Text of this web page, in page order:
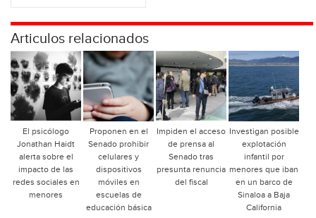
Articulos relacionados
El psicólogo
Jonathan Haidt
alerta sobre el
impacto de las
redes sociales en
menores
Proponen en el
Senado prohibir
celulares y
dispositivos
móviles en
escuelas de
educación básica
Impiden el acceso
de prensa al
Senado tras
presunta renuncia
del fiscal
Investigan posible
explotación
infantil por
menores que iban
en un barco de
Sinaloa a Baja
California